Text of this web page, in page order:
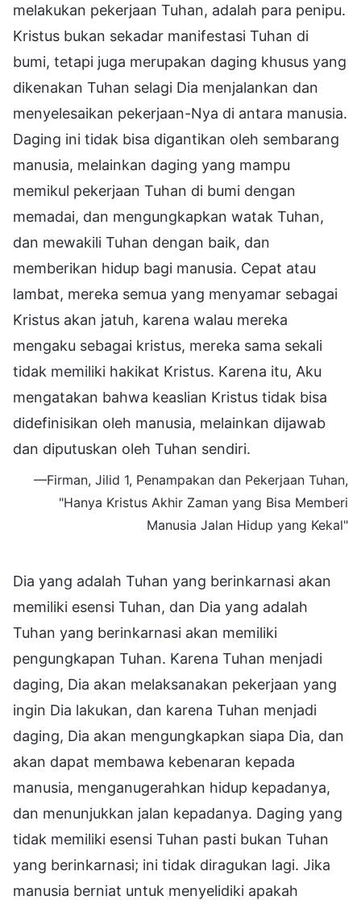
melakukan pekerjaan Tuhan, adalah para penipu.
Kristus bukan sekadar manifestasi Tuhan di
bumi, tetapi juga merupakan daging khusus yang
dikenakan Tuhan selagi Dia menjalankan dan
menyelesaikan pekerjaan-Nya di antara manusia.
Daging ini tidak bisa digantikan oleh sembarang
manusia, melainkan daging yang mampu
memikul pekerjaan Tuhan di bumi dengan
memadai, dan mengungkapkan watak Tuhan,
dan mewakili Tuhan dengan baik, dan
memberikan hidup bagi manusia. Cepat atau
lambat, mereka semua yang menyamar sebagai
Kristus akan jatuh, karena walau mereka
mengaku sebagai kristus, mereka sama sekali
tidak memiliki hakikat Kristus. Karena itu, Aku
mengatakan bahwa keaslian Kristus tidak bisa
didefinisikan oleh manusia, melainkan dijawab
dan diputuskan oleh Tuhan sendiri.
—Firman, Jilid 1, Penampakan dan Pekerjaan Tuhan,
"Hanya Kristus Akhir Zaman yang Bisa Memberi
Manusia Jalan Hidup yang Kekal"
Dia yang adalah Tuhan yang berinkarnasi akan
memiliki esensi Tuhan, dan Dia yang adalah
Tuhan yang berinkarnasi akan memiliki
pengungkapan Tuhan. Karena Tuhan menjadi
daging, Dia akan melaksanakan pekerjaan yang
ingin Dia lakukan, dan karena Tuhan menjadi
daging, Dia akan mengungkapkan siapa Dia, dan
akan dapat membawa kebenaran kepada
manusia, menganugerahkan hidup kepadanya,
dan menunjukkan jalan kepadanya. Daging yang
tidak memiliki esensi Tuhan pasti bukan Tuhan
yang berinkarnasi; ini tidak diragukan lagi. Jika
manusia berniat untuk menyelidiki apakah